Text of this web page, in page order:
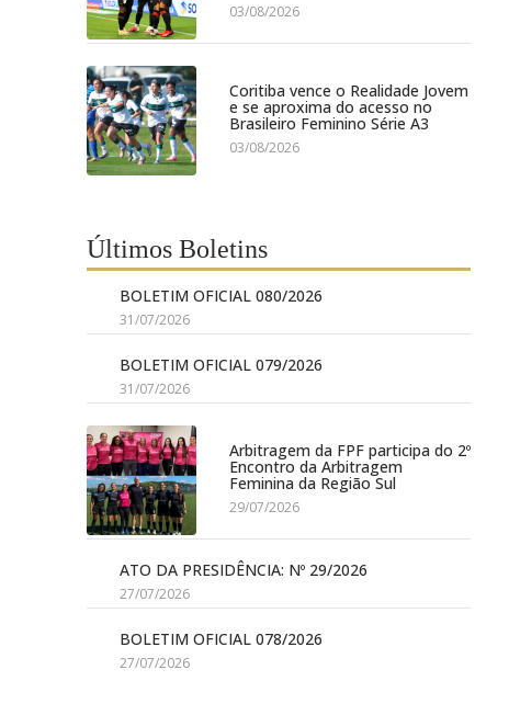
03/08/2026
Coritiba vence o Realidade Jovem
e se aproxima do acesso no
Brasileiro Feminino Série A3
03/08/2026
Últimos Boletins
BOLETIM OFICIAL 080/2026
31/07/2026
BOLETIM OFICIAL 079/2026
31/07/2026
Arbitragem da FPF participa do 2º
Encontro da Arbitragem
Feminina da Região Sul
29/07/2026
ATO DA PRESIDÊNCIA: Nº 29/2026
27/07/2026
BOLETIM OFICIAL 078/2026
27/07/2026